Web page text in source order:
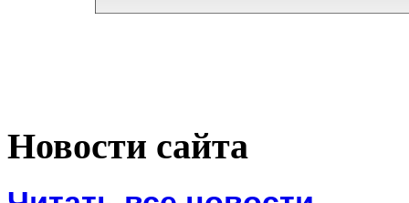
Новости сайта